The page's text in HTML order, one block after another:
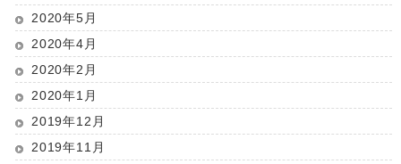
2020年5月
2020年4月
2020年2月
2020年1月
2019年12月
2019年11月